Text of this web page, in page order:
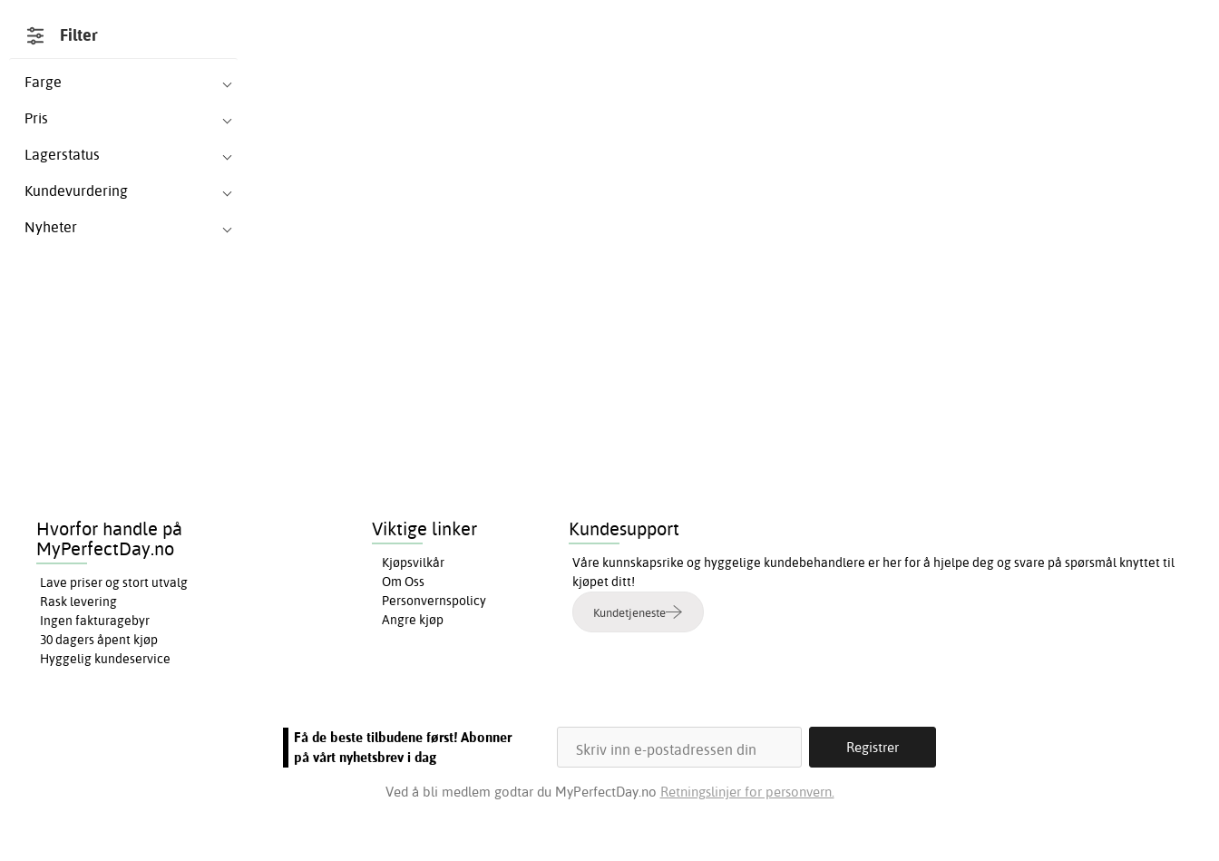
Filter
Farge
Pris
Lagerstatus
Kundevurdering
Nyheter
Hvorfor handle på
MyPerfectDay.no
Lave priser og stort utvalg
Rask levering
Ingen fakturagebyr
30 dagers åpent kjøp
Hyggelig kundeservice
Viktige linker
Kjøpsvilkår
Om Oss
Personvernspolicy
Angre kjøp
Kundesupport
Våre kunnskapsrike og hyggelige kundebehandlere er her for å hjelpe deg og svare på spørsmål knyttet til
kjøpet ditt!
Kundetjeneste
Få de beste tilbudene først! Abonner
på vårt nyhetsbrev i dag
Ved å bli medlem godtar du MyPerfectDay.no Retningslinjer for personvern.